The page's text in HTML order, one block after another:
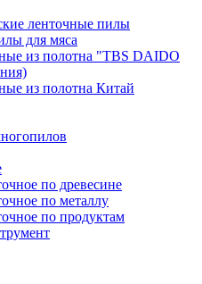
ленточные пилы
для мяса
из полотна "TBS DAIDO
из полотна Китай
по древесине
по металлу
по продуктам